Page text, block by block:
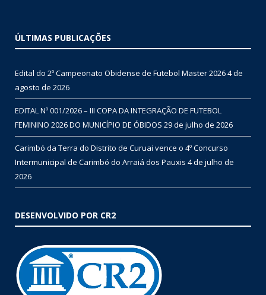
ÚLTIMAS PUBLICAÇÕES
Edital do 2º Campeonato Obidense de Futebol Master 20264 de
agosto de 2026
EDITAL Nº 001/2026 – III COPA DA INTEGRAÇÃO DE FUTEBOL
FEMININO 2026 DO MUNICÍPIO DE ÓBIDOS 29 de julho de 2026
Carimbó da Terra do Distrito de Curuai vence o 4º Concurso
Intermunicipal de Carimbó do Arraiá dos Pauxis 4 de julho de
2026
DESENVOLVIDO POR CR2